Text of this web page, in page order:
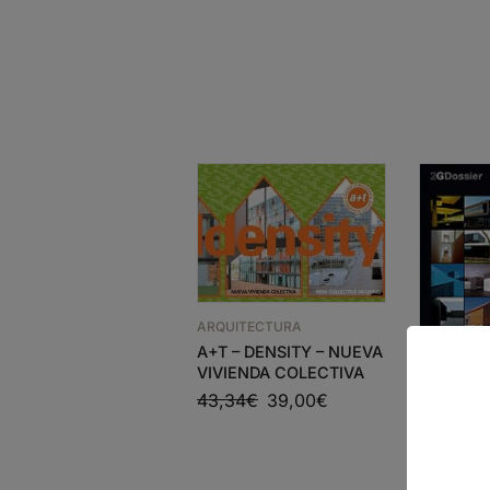
ARQUITECTURA
A+T – DENSITY – NUEVA
VIVIENDA COLECTIVA
43,34€ 39,00€
2G